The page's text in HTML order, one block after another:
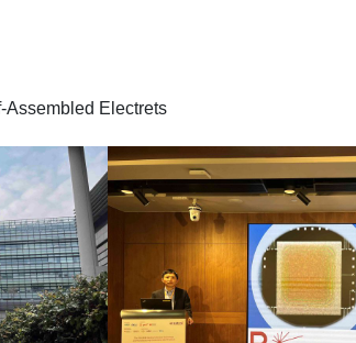
Assembled Electrets